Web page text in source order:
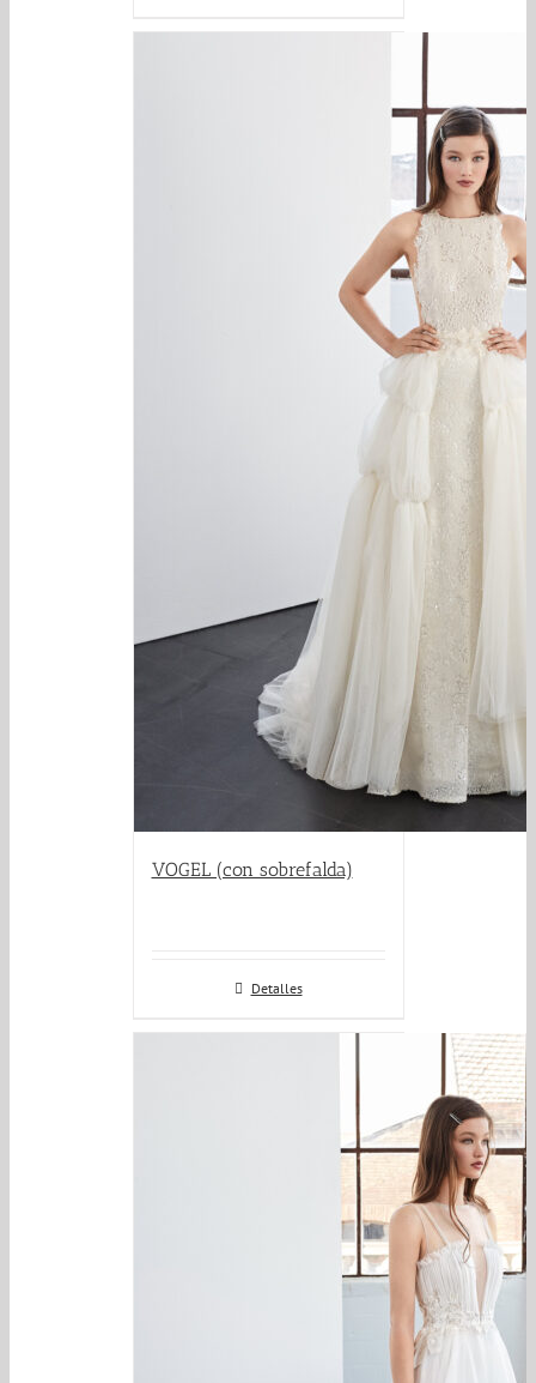
VOGEL (con sobrefalda)
Detalles